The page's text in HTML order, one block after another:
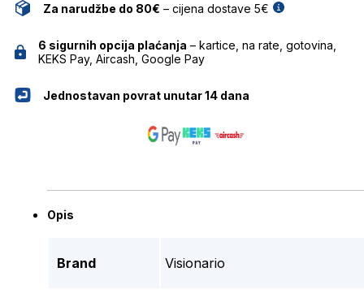
Za narudžbe do 80€ – cijena dostave 5€
6 sigurnih opcija plaćanja – kartice, na rate, gotovina,
KEKS Pay, Aircash, Google Pay
Jednostavan povrat unutar 14 dana
Opis
Brand Visionario